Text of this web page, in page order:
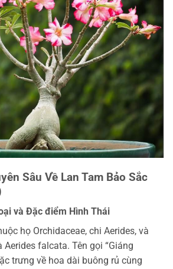
Sâu Về Lan Tam Bảo Sắc
và Đặc điểm Hình Thái
họ Orchidaceae, chi Aerides, và
Aerides falcata. Tên gọi “Giáng
trưng về hoa dài buông rủ cùng